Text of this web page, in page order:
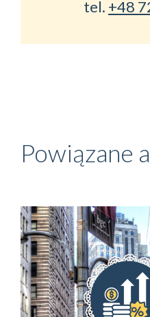
tel. +48
Powiązane